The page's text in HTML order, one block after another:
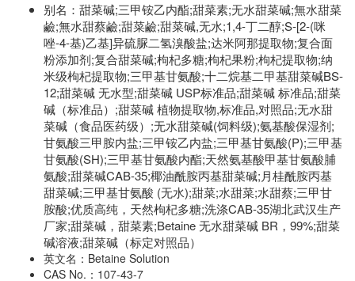
别名： 甜菜碱;三甲铵乙内酯;甜菜素;无水甜菜碱;無水甜菜
鹼;無水甜蔡鹼;甜菜鹼;甜菜碱,无水;1,4-丁二醇;S-[2-(咪
唑-4-基)乙基]异硫脲二氢溴酸盐;达米阿那提取物;复合面
粉添加剂;复合甜菜碱;枸杞多糖;枸杞果粉;枸杞提取物;纳
米级枸杞提取物;三甲基甘氨酸;十二烷基二甲基甜菜碱BS-
12;甜菜碱 无水型;甜菜碱 USP标准品;甜菜碱 标准品;甜菜
碱（标准品）;甜菜碱 植物提取物,标准品,对照品;无水甜
菜碱（食品医药级）;无水甜菜碱(饲料级);氨基酸保湿剂;
甘氨酸三甲胺内盐;三甲铵乙内盐;三甲基甘氨酸(P);三甲基
甘氨酸(SH);三甲基甘氨酸内酯;天然氨基酸甲基甘氨酸脯
氨酸;甜菜碱CAB-35;椰油酰胺丙基甜菜碱;月桂酰胺丙基
甜菜碱;三甲基甘氨酸 (无水);甜菜;水甜菜;水甜蔡;三甲甘
胺酸;优质高纯，天然枸杞多糖;洗涤CAB-35湖北武汉生产
厂家;甜菜碱，甜菜素;Betaine 无水甜菜碱 BR，99%;甜菜
碱溶液;甜菜碱（标定对照品）
英文名： Betaine Solution
CAS No.： 107-43-7